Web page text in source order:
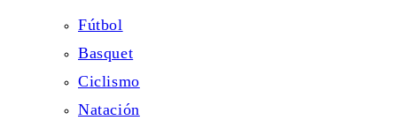
Fútbol
Basquet
Ciclismo
Natación